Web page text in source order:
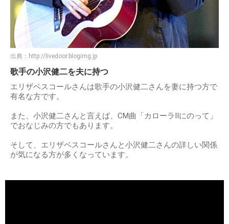
出典： http://livedoor.blogimg.jp
歌手の小沢健二を夫に持つ
エリザベスコールさんは歌手の小沢健二さんを妻に持つ方で
有名な方です。
また、小沢健二さんと言えば、CM曲「カローラⅡにのって」
でおなじみの方でもあります。
そして、エリザベスコールさんと小沢健二さんの詳しい関係
が気になる方が多くなっています。